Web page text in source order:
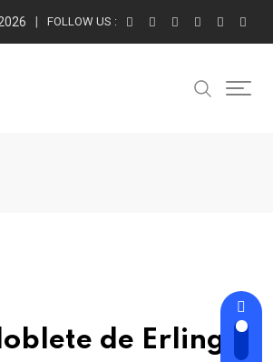
FOLLOW US :
de Erling